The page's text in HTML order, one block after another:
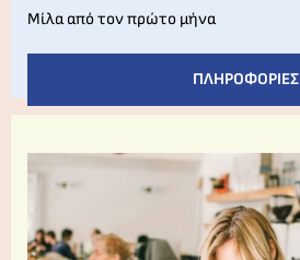
Μίλα από τον πρώτο μήνα
ΠΛΗΡΟΦΟΡΊΕΣ